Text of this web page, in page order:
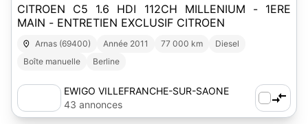
CITROEN C5 1.6 HDI 112CH MILLENIUM - 1ERE
MAIN - ENTRETIEN EXCLUSIF CITROEN
Arnas (69400) Année 2011 77 000 km
Diesel
Boîte manuelle
Berline
EWIGO VILLEFRANCHE-SUR-SAONE
(69)
43 annonces